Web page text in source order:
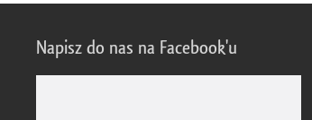
Napisz do nas na Facebook'u